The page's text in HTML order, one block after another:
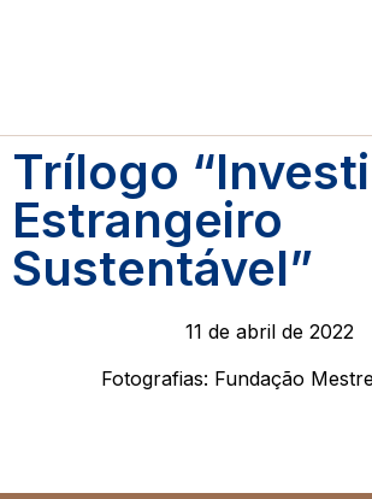
Trílogo
Estrangeiro
Sustentável”
11 de abril de 2022
Fotografias: Fundação